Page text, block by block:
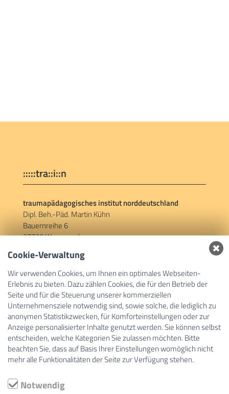
:::::tra::i::n
traumapädagogisches institut norddeutschland
Dipl. Beh.-Päd. Martin Kühn
Bauernreihe 6
27726 Worpswede
Social Links
Facebook
Links
wir bieten
über uns
Kontakt
Cookie-Verwaltung
Wir verwenden Cookies, um Ihnen ein optimales Webseiten-
Erlebnis zu bieten. Dazu zählen Cookies, die für den Betrieb der
Seite und für die Steuerung unserer kommerziellen
Unternehmensziele notwendig sind, sowie solche, die lediglich zu
anonymen Statistikzwecken, für Komforteinstellungen oder zur
Anzeige personalisierter Inhalte genutzt werden. Sie können selbst
entscheiden, welche Kategorien Sie zulassen möchten. Bitte
beachten Sie, dass auf Basis Ihrer Einstellungen womöglich nicht
mehr alle Funktionalitäten der Seite zur Verfügung stehen.
Notwendig